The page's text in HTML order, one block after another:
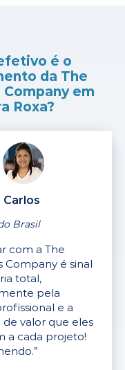
é o
da The
Company em
Roxa?
Carlos
Brasil
com a The
Company é sinal
total,
pela
e a
valor que eles
a cada projeto!